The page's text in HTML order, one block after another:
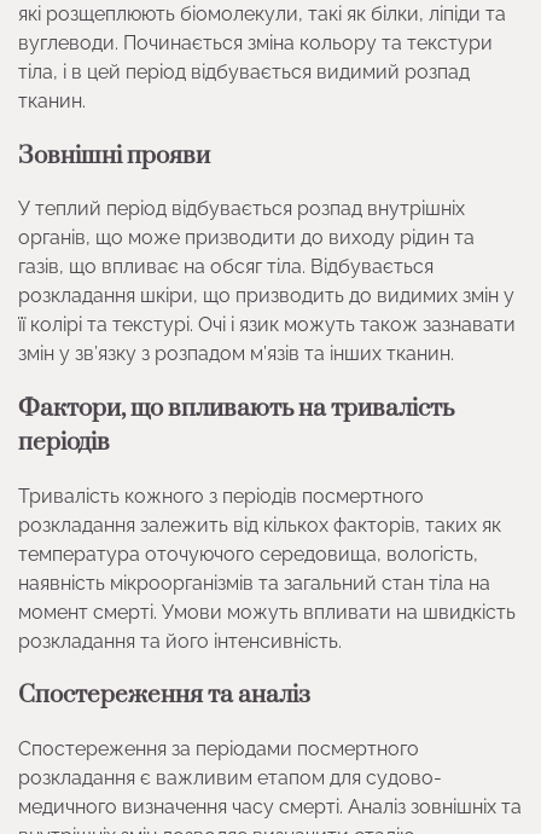
які розщеплюють біомолекули, такі як білки, ліпіди та
вуглеводи. Починається зміна кольору та текстури
тіла, і в цей період відбувається видимий розпад
тканин.
Зовнішні прояви
У теплий період відбувається розпад внутрішніх
органів, що може призводити до виходу рідин та
газів, що впливає на обсяг тіла. Відбувається
розкладання шкіри, що призводить до видимих змін у
її колірі та текстурі. Очі і язик можуть також зазнавати
змін у зв’язку з розпадом м’язів та інших тканин.
Фактори, що впливають на тривалість
періодів
Тривалість кожного з періодів посмертного
розкладання залежить від кількох факторів, таких як
температура оточуючого середовища, вологість,
наявність мікроорганізмів та загальний стан тіла на
момент смерті. Умови можуть впливати на швидкість
розкладання та його інтенсивність.
Спостереження та аналіз
Спостереження за періодами посмертного
розкладання є важливим етапом для судово-
медичного визначення часу смерті. Аналіз зовнішніх та